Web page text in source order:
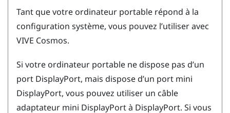
Tant que votre ordinateur portable répond à la
configuration système, vous pouvez l’utiliser avec
VIVE Cosmos.
Si votre ordinateur portable ne dispose pas d’un
port DisplayPort, mais dispose d’un port mini
DisplayPort, vous pouvez utiliser un câble
adaptateur mini DisplayPortà DisplayPort. Si vous